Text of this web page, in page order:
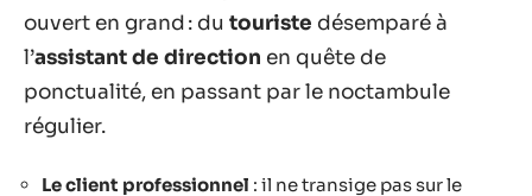
ouvert en grand : du touriste désemparé à
l’assistant de direction en quête de
ponctualité, en passant par le noctambule
régulier.
Le client professionnel : il ne transige pas sur le